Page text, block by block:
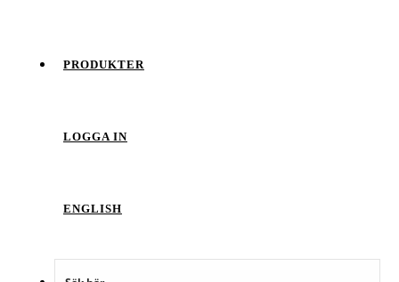
PRODUKTER
LOGGA IN
ENGLISH